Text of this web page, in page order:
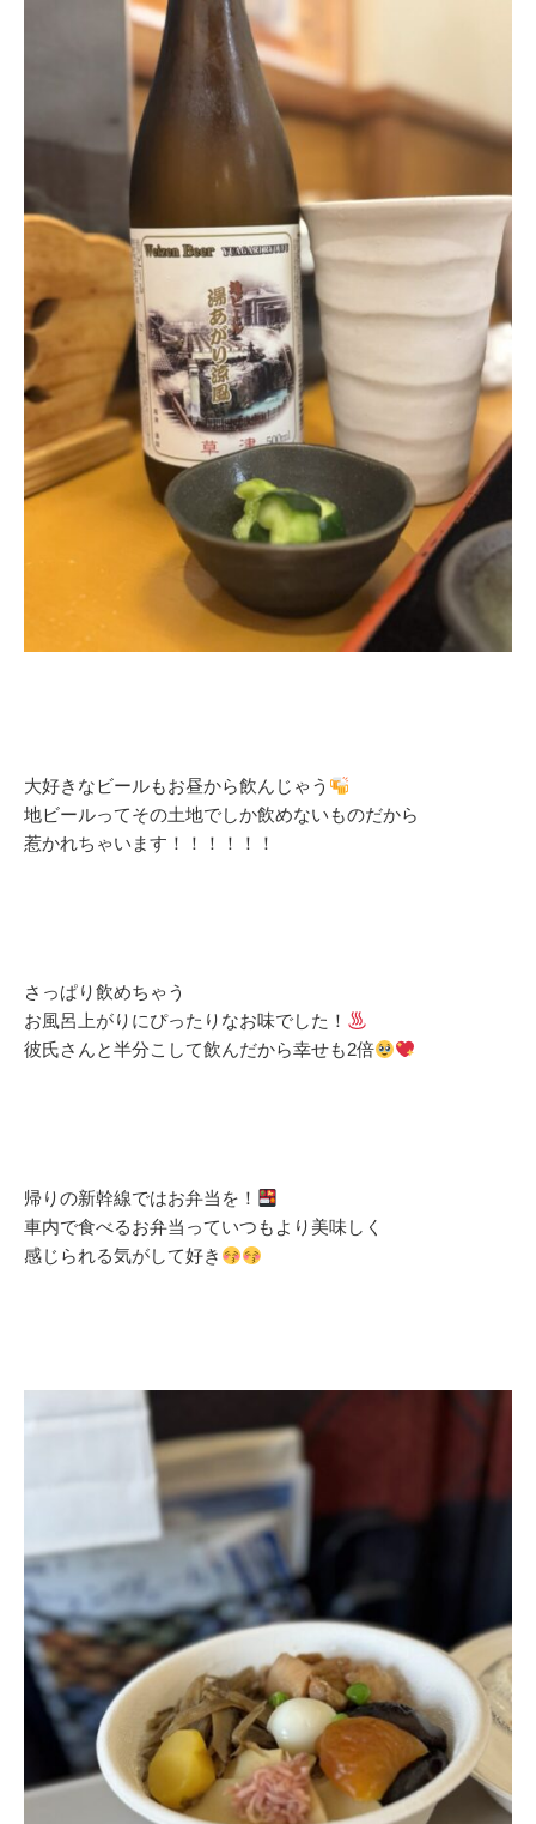
大好きなビールもお昼から飲んじゃう
地ビールってその土地でしか飲めないものだから
惹かれちゃいます！！！！！！
さっぱり飲めちゃう
お風呂上がりにぴったりなお味でした！
彼氏さんと半分こして飲んだから幸せも2倍
帰りの新幹線ではお弁当を！
車内で食べるお弁当っていつもより美味しく
感じられる気がして好き